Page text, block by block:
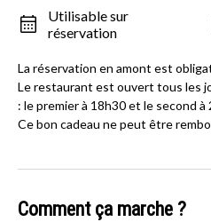
Utilisable sur
réservation
La réservation en amont est
Le restaurant est ouvert tous les
: le premier à 18h30 et le second à
Ce bon cadeau ne peut être
Comment ça marche ?